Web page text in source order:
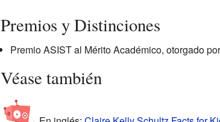
Premios y Distinciones
Premio ASIST al Mérito Académico, otorgado
Véase también